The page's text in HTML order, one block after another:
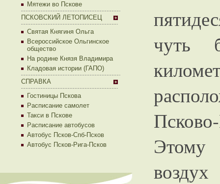
Мятежи во Пскове
ПСКОВСКИЙ ЛЕТОПИСЕЦ
Святая Княгиня Ольга
Всероссийское Ольгинское
общество
На родине Князя Владимира
Кладовая истории (ГАПО)
СПРАВКА
Гостиницы Пскова
Расписание самолет
Такси в Пскове
Расписание автобусов
Автобус Псков-Спб-Псков
Автобус Псков-Рига-Псков
чуть
Этому